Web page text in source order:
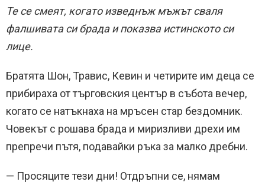
Те се смеят, когато изведнъж мъжът сваля
фалшивата си брада и показва истинското си
лице.
Братята Шон, Травис, Кевин и четирите им деца се
прибираха от търговския център в събота вечер,
когато се натъкнаха на мръсен стар бездомник.
Човекът с рошава брада и миризливи дрехи им
препречи пътя, подавайки ръка за малко дребни.
— Просяците тези дни! Отдръпни се, нямам